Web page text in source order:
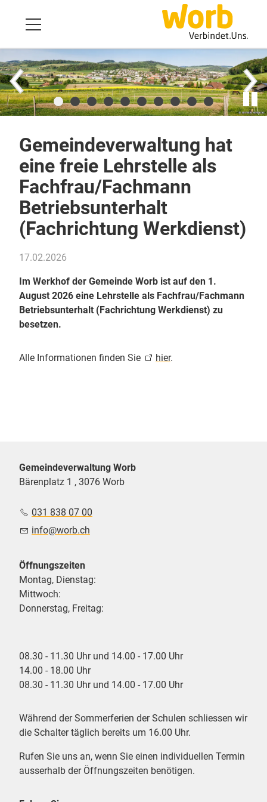
Gemeindeverwaltung hat
eine freie Lehrstelle als
Fachfrau/Fachmann
Betriebsunterhalt
(Fachrichtung Werkdienst)
17.02.2026
Im Werkhof der Gemeinde Worb ist auf den 1.
August 2026 eine Lehrstelle als Fachfrau/Fachmann
Betriebsunterhalt (Fachrichtung Werkdienst) zu
besetzen.
Alle Informationen finden Sie hier.
Gemeindeverwaltung Worb
Bärenplatz 1 , 3076 Worb
031 838 07 00
nf
w rb ch
Öffnungszeiten
Montag, Dienstag:
Mittwoch:
Donnerstag, Freitag:
08.30 - 11.30 Uhr und 14.00 - 17.00 Uhr
14.00 - 18.00 Uhr
08.30 - 11.30 Uhr und 14.00 - 17.00 Uhr
Während der Sommerferien der Schulen schliessen wir
die Schalter täglich bereits um 16.00 Uhr.
Rufen Sie uns an, wenn Sie einen individuellen Termin
ausserhalb der Öffnungszeiten benötigen.